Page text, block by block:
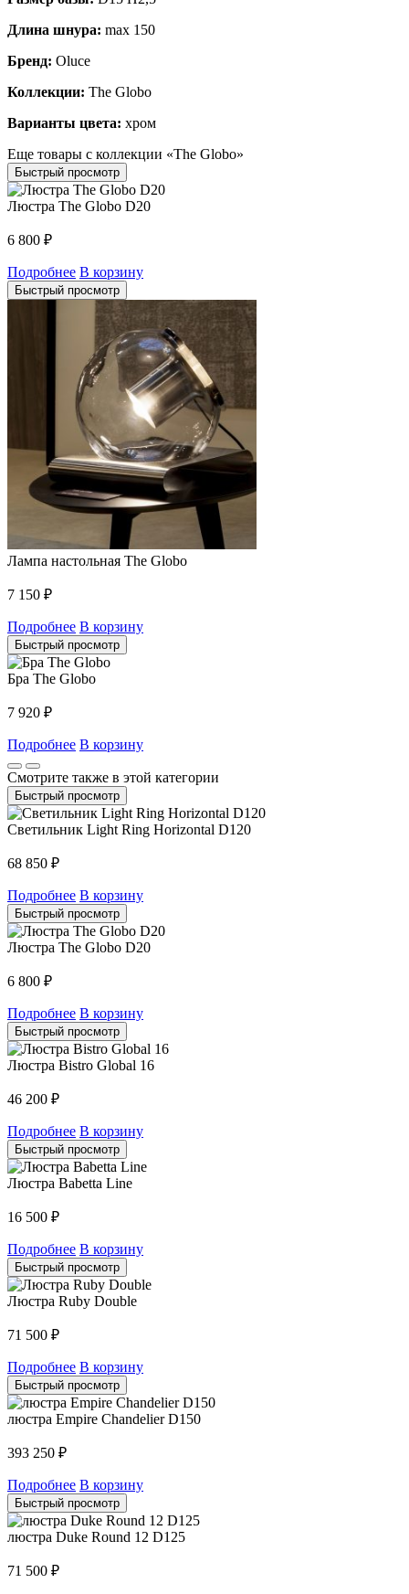
Длина шнура: max 150
Бренд: Oluce
Коллекции: The Globo
Варианты цвета: хром
Еще товары с коллекции «The Globo»
Быстрый просмотр
Люстра The Globo D20
6 800 ₽
Подробнее В корзину
Быстрый просмотр
Лампа настольная The Globo
7 150 ₽
Подробнее В корзину
Быстрый просмотр
Бра The Globo
7 920 ₽
Подробнее В корзину
Смотрите также в этой категории
Быстрый просмотр
Светильник Light Ring Horizontal D120
68 850 ₽
Подробнее В корзину
Быстрый просмотр
Люстра The Globo D20
6 800 ₽
Подробнее В корзину
Быстрый просмотр
Люстра Bistro Global 16
46 200 ₽
Подробнее В корзину
Быстрый просмотр
Люстра Babetta Line
16 500 ₽
Подробнее В корзину
Быстрый просмотр
Люстра Ruby Double
71 500 ₽
Подробнее В корзину
Быстрый просмотр
люстра Empire Chandelier D150
393 250 ₽
Подробнее В корзину
Быстрый просмотр
люстра Duke Round 12 D125
71 500 ₽